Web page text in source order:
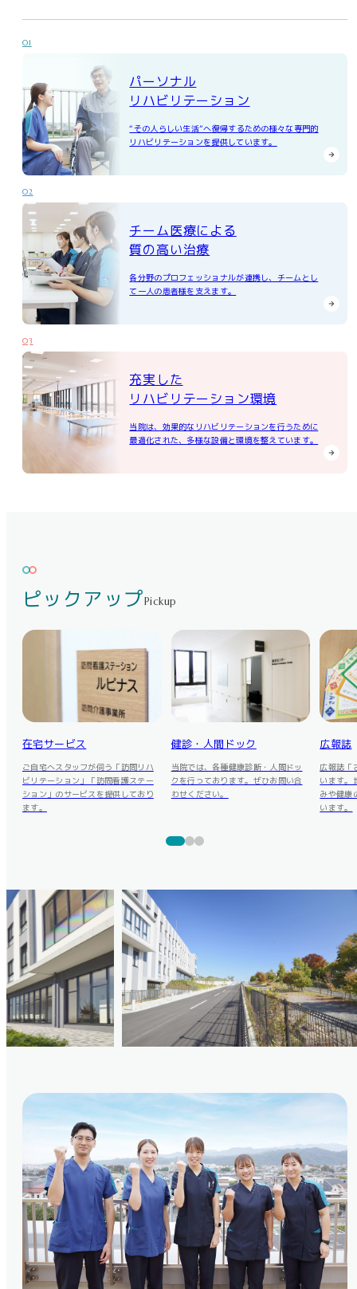
01
パーソナル
リハビリテーション
“その人らしい生活”へ復帰するための様々な専門的
リハビリテーションを提供しています。
02
チーム医療による
質の高い治療
各分野のプロフェッショナルが連携し、チームとし
て一人の患者様を支えます。
03
充実した
リハビリテーション環境
当院は、効果的なリハビリテーションを行うために
最適化された、多様な設備と環境を整えています。
ピックアップPickup
在宅サービス
ご自宅へスタッフが伺う「訪問リハ
ビリテーション」「訪問看護ステー
ション」のサービスを提供しており
ます。
健診・人間ドック
当院では、各種健康診断・人間ドッ
クを行っております。ぜひお問い合
わせください。
広報誌
広報誌「
います。
みや健康
います。